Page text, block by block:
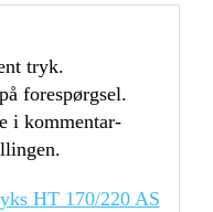
tryk.
forespørgsel.
i kommentar-
HT 170/220 AS